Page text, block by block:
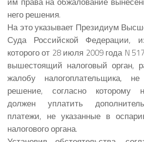
него решения.
На это указывает Президиум
Суда Российской Федерации,
которого от 28 июля 2009 года N
вышестоящий налоговый орган,
жалобу налогоплательщика,
решение, согласно которому
должен уплатить
платежи, не указанные в
налогового органа.